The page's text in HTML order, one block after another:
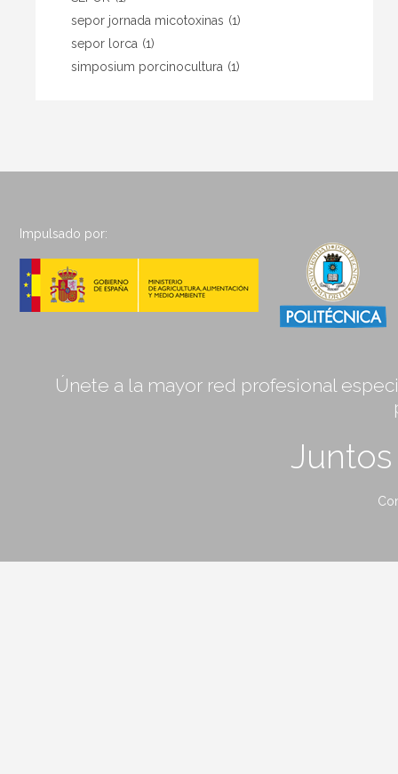
sepor jornada micotoxinas (1)
sepor lorca (1)
simposium porcinocultura (1)
Impulsado por:
Únete a la mayor red profesional